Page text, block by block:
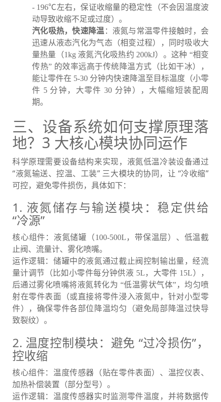
- 196℃左右，保证收缩量的稳定性（不会因温度波
动导致收缩不足或过度）。
汽化吸热，快速降温 ：液氮与常温零件接触时，会
迅速从液态汽化为气态（相变过程），同时吸收大
量热量（1kg 液氮汽化吸热约 200kJ）。这种 “相变
传热” 的效率远高于传统降温方式（比如干冰），
能让零件在 5-30 分钟内快速降温至目标温度（小零
件 5 分钟，大零件 30 分钟），大幅缩短装配周
期。
三、设备系统如何支撑原理落
地？3 大核心模块协同运作
科学原理需要设备结构来实现，液氮低温冷装设备通过
“液氮输送、控温、工装” 三大模块的协同，让 “冷收缩”
可控，避免零件损伤，具体如下：
1. 液氮储存与输送模块：稳定供给
“冷源”
核心组件：液氮储罐（100-500L，带保温层）、低温截
止阀、流量计、雾化喷嘴。
运作逻辑：储罐中的液氮通过截止阀控制输出量，经流
量计调节（比如小零件每分钟供液 5L，大零件 15L），
后通过雾化喷嘴将液氮转化为 “低温雾状气体”，均匀喷
射在零件表面（或直接将零件浸入液氮中，针对小型零
件），确保零件各部位降温均匀（避免局部降温过快导
致裂纹）。
2. 温度控制模块：避免 “过冷损伤”，
控收缩
核心组件：温度传感器（贴在零件表面）、温控仪表、
加热补偿装置（部分型号）。
运作逻辑：温度传感器实时监测零件温度，并将数据传